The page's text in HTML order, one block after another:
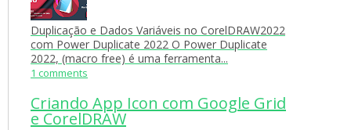
Duplicação e Dados Variáveis no CorelDRAW2022
com Power Duplicate 2022 O Power Duplicate
2022, (macro free) é uma ferramenta...
1 comments
Criando App Icon com Google Grid
e CorelDRAW